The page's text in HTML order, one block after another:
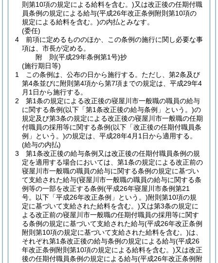
則第10項の規定による給料を含む。)又は改正後の任期付職
員条例の規定による給与(平成26年改正条例附則第10項の
規定による給料を含む。)の内払とみなす。
(委任)
4
前項に定めるもののほか、この条例の施行に関し必要な事
項は、市長が定める。
附 則(平成29年条例第1号)抄
(施行期日等)
1
この条例は、公布の日から施行する。 ただし、第2条及び
第4条並びに附則第4項から第7項までの規定は、平成29年4
月1日から施行する。
2
第1条の規定による改正後の寝屋川市一般職の職員の給与
に関する条例(以下「第1条改正後の給与条例」という。)の
規定及び第3条の規定による改正後の寝屋川市一般職の任期
付職員の採用等に関する条例(以下「改正後の任期付職員条
例」という。)の規定は、平成28年4月1日から適用する。
(給与の内払)
3
第1条改正後の給与条例又は改正後の任期付職員条例の規
定を適用する場合においては、第1条の規定による改正前の
寝屋川市一般職の職員の給与に関する条例の規定に基づい
て支給された給与(寝屋川市一般職の職員の給与に関する条
例等の一部を改正する条例(平成26年寝屋川市条例第21
号。以下「平成26年改正条例」という。)附則第10項の規
定に基づいて支給された給料を含む。)又は第3条の規定に
よる改正前の寝屋川市一般職の任期付職員の採用等に関す
る条例の規定に基づいて支給された給与(平成26年改正条例
附則第10項の規定に基づいて支給された給料を含む。)は、
それぞれ第1条改正後の給与条例の規定による給与(平成26
年改正条例附則第10項の規定による給料を含む。)又は改正
後の任期付職員条例の規定による給与(平成26年改正条例附